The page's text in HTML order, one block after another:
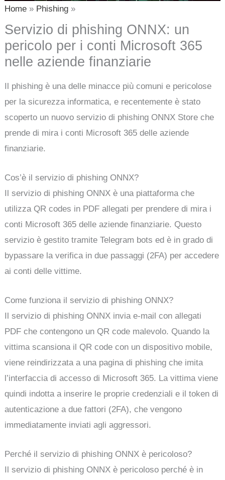
Home Phishing
Servizio di phishing ONNX: un
pericolo per i conti Microsoft 365
nelle aziende finanziarie
Il phishing è una delle minacce più comuni e pericolose
per la sicurezza informatica, e recentemente è stato
scoperto un nuovo servizio di phishing ONNX Store che
prende di mira i conti Microsoft 365 delle aziende
finanziarie.
Cos’è il servizio di phishing ONNX?
Il servizio di phishing ONNX è una piattaforma che
utilizza QR codes in PDF allegati per prendere di mira i
conti Microsoft 365 delle aziende finanziarie. Questo
servizio è gestito tramite Telegram bots ed è in grado di
bypassare la verifica in due passaggi (2FA) per accedere
ai conti delle vittime.
Come funziona il servizio di phishing ONNX?
Il servizio di phishing ONNX invia e-mail con allegati
PDF che contengono un QR code malevolo. Quando la
vittima scansiona il QR code con un dispositivo mobile,
viene reindirizzata a una pagina di phishing che imita
l’interfaccia di accesso di Microsoft 365. La vittima viene
quindi indotta a inserire le proprie credenziali e il token di
autenticazione a due fattori (2FA), che vengono
immediatamente inviati agli aggressori.
Perché il servizio di phishing ONNX è pericoloso?
Il servizio di phishing ONNX è pericoloso perché è in